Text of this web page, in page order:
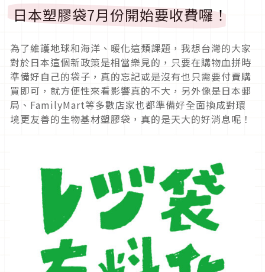
日本塑膠袋7月份開始要收費囉！
為了維護地球和海洋、暖化這類課題，我想台灣的大家
對於日本這個新政策是相當樂見的，只要在購物血拼時
準備好自己的袋子，真的忘記或是沒有也只需要付費購
買即可，就方便性來看影響真的不大，另外像是日本郵
局、FamilyMart等多數店家也都準備好全面換成對環
境更友善的生物基材塑膠袋，真的是天大的好消息呢！